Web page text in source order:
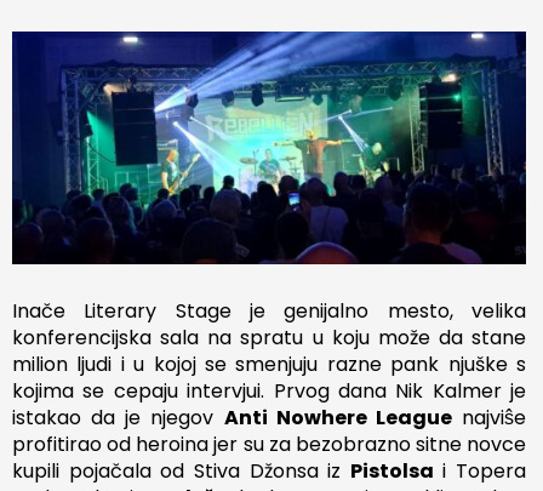
Inače Literary Stage je genijalno mesto, velika
konferencijska sala na spratu u koju može da stane
milion ljudi i u kojoj se smenjuju razne pank njuške s
kojima se cepaju intervjui. Prvog dana Nik Kalmer je
istakao da je njegov Anti Nowhere Leaguenajviŝe
profitirao od heroina jer su za bezobrazno sitne novce
kupili pojačala od Stiva Džonsa iz Pistolsa i Topera